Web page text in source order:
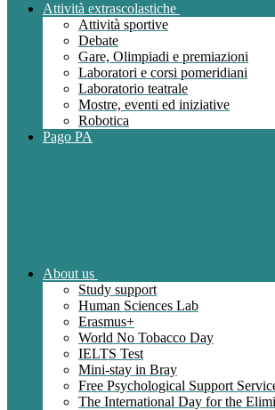
Attività extrascolastiche
Attività sportive
Debate
Gare, Olimpiadi e premiazioni
Laboratori e corsi pomeridiani
Laboratorio teatrale
Mostre, eventi ed iniziative
Robotica
Pago PA
About us
Study support
Human Sciences Lab
Erasmus+
World No Tobacco Day
IELTS Test
Mini-stay in Bray
Free Psychological Support
The International Day for the